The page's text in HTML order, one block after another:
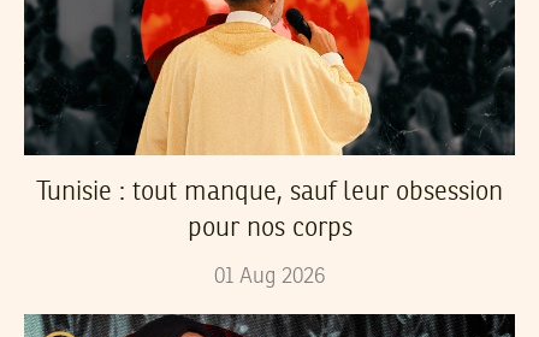
Tunisie : tout manque, sauf leur obsession
pour nos corps
01 Aug 2026